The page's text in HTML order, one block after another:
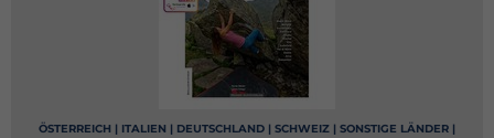
ÖSTERREICH | ITALIEN | DEUTSCHLAND | SCHWEIZ | SONSTIGE LÄNDER |